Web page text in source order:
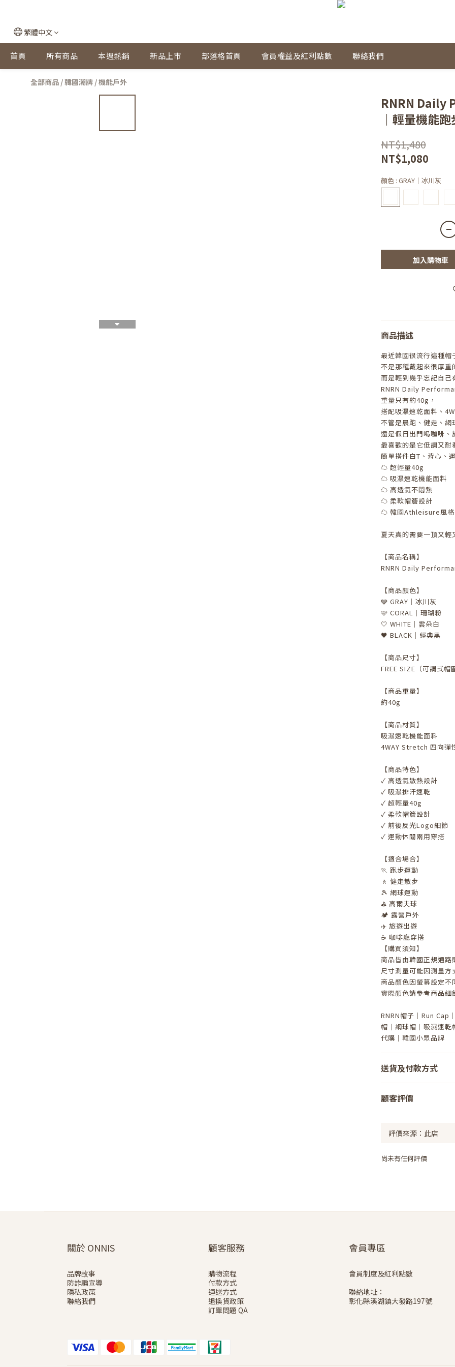
繁體中文
首頁 所有商品 本週熱銷 新品上市 部落格首頁 會員權益及紅利點數 聯絡我們
全部商品 /韓國潮牌 /機能戶外
RNRN Daily
｜輕量機能
NT$1,480
NT$1,080
顏色 : GRAY｜冰川灰
加入購物車
商品描述
最近韓國很流行這種帽
不是那種戴起來很厚重
而是輕到幾乎忘記自
RNRN Daily
重量只有約40g，
搭配吸濕速乾面料、
不管是晨跑、健走、網
還是假日出門喝咖啡
最喜歡的是它低調又耐
簡單搭件白T、背心、
☁️ 超輕量40g
☁️ 吸濕速乾機能面料
☁️ 高透氣不悶熱
☁️ 柔軟帽簷設計
☁️ 韓國Athleisure風格
夏天真的需要一頂又輕
【商品名稱】
RNRN Daily
【商品顏色】
🩶 GRAY｜冰川灰
🩷 CORAL｜珊瑚粉
🤍 WHITE｜雲朵白
🖤 BLACK｜經典黑
【商品尺寸】
FREE SIZE（可調式帽
【商品重量】
約40g
【商品材質】
吸濕速乾機能面料
4WAY Stretch 四向彈
【商品特色】
✓ 高透氣散熱設計
✓ 吸濕排汗速乾
✓ 超輕量40g
✓ 柔軟帽簷設計
✓ 前後反光Logo細節
✓ 運動休閒兩用穿搭
【適合場合】
🏃 跑步運動
🚶 健走散步
🎾 網球運動
⛳ 高爾夫球
🏕️ 露營戶外
✈️ 旅遊出遊
☕ 咖啡廳穿搭
【購買須知】
商品皆由韓國正規通路
尺寸測量可能因測量
商品顏色因螢幕設定
實際顏色請參考商品細
RNRN帽子｜Run Cap
帽｜網球帽｜吸濕速
代購｜韓國小眾品牌
送貨及付款方式
顧客評價
尚未有任何評價
關於 ONNIS
品牌故事
防詐騙宣導
隱私政策
聯絡我們
顧客服務
購物流程
付款方式
運送方式
退換貨政策
訂單問題 QA
會員專區
會員制度及紅利點數
聯絡地址：
彰化縣溪湖鎮大發路197號